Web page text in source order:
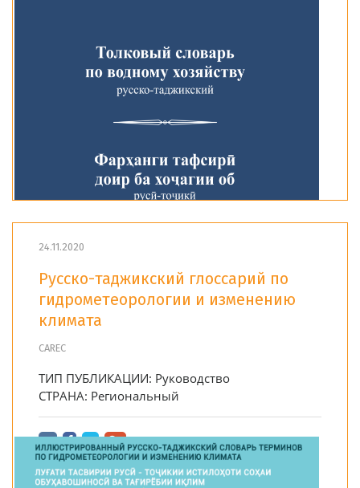
24.11.2020
Русско-таджикский глоссарий по
гидрометеорологии и изменению
климата
CAREC
ТИП ПУБЛИКАЦИИ: Руководство
СТРАНА: Региональный